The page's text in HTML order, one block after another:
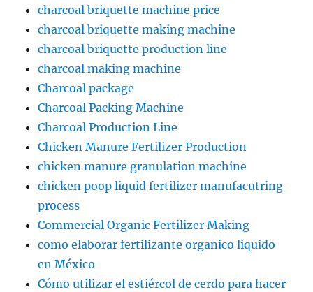
charcoal briquette machine price
charcoal briquette making machine
charcoal briquette production line
charcoal making machine
Charcoal package
Charcoal Packing Machine
Charcoal Production Line
Chicken Manure Fertilizer Production
chicken manure granulation machine
chicken poop liquid fertilizer manufacutring
process
Commercial Organic Fertilizer Making
como elaborar fertilizante organico liquido
en México
Cómo utilizar el estiércol de cerdo para hacer